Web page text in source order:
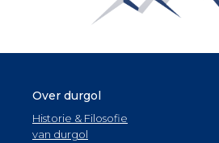
Over durgol
Historie & Filosofie
van durgol